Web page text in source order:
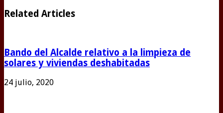
Related Articles
Bando del Alcalde relativo a la limpieza de
solares y viviendas deshabitadas
24 julio, 2020